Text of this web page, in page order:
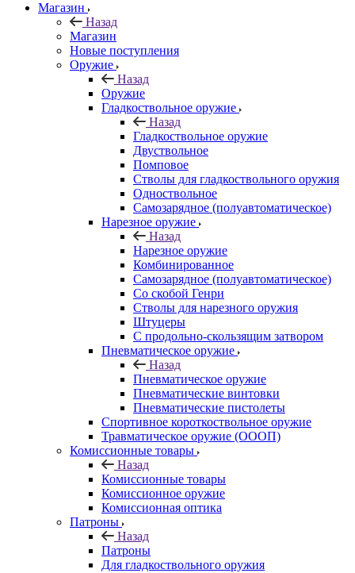
Магазин
Назад
Магазин
Новые поступления
Оружие
Назад
Оружие
Гладкоствольное оружие
Назад
Гладкоствольное оружие
Двуствольное
Помповое
Стволы для гладкоствольного оружия
Одноствольное
Самозарядное (полуавтоматическое)
Нарезное оружие
Назад
Нарезное оружие
Комбинированное
Самозарядное (полуавтоматическое)
Со скобой Генри
Стволы для нарезного оружия
Штуцеры
С продольно-скользящим затвором
Пневматическое оружие
Назад
Пневматическое оружие
Пневматические винтовки
Пневматические пистолеты
Спортивное короткоствольное оружие
Травматическое оружие (ОООП)
Комиссионные товары
Назад
Комиссионные товары
Комиссионное оружие
Комиссионная оптика
Патроны
Назад
Патроны
Для гладкоствольного оружия